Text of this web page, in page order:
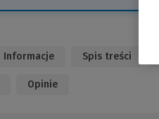
Informacje Spis treści
Opinie